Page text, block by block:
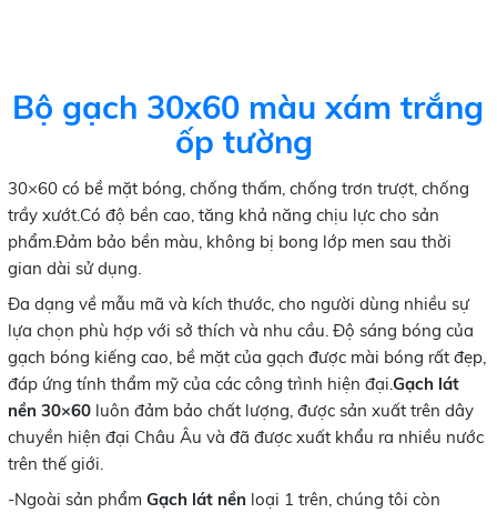
Bộ gạch 30x60 màu xám trắng
ốp tường
30×60 có bề mặt bóng, chống thấm, chống trơn trượt, chống
trầy xướt.Có độ bền cao, tăng khả năng chịu lực cho sản
phẩm.Đảm bảo bền màu, không bị bong lớp men sau thời
gian dài sử dụng.
Đa dạng về mẫu mã và kích thước, cho người dùng nhiều sự
lựa chọn phù hợp với sở thích và nhu cầu. Độ sáng bóng của
gạch bóng kiếng cao, bề mặt của gạch được mài bóng rất đẹp,
đáp ứng tính thẩm mỹ của các công trình hiện đại.Gạch lát
nền 30×60luôn đảm bảo chất lượng, được sản xuất trên dây
chuyền hiện đại Châu Âu và đã được xuất khẩu ra nhiều nước
trên thế giới.
-Ngoài sản phẩm Gạch lát nền loại 1 trên, chúng tôi còn